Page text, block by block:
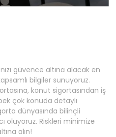
güvence altına alacak en
bilgiler sunuyoruz.
konut sigortasından iş
çok konuda detaylı
dünyasında bilinçli
oluyoruz. Riskleri minimize
alın!